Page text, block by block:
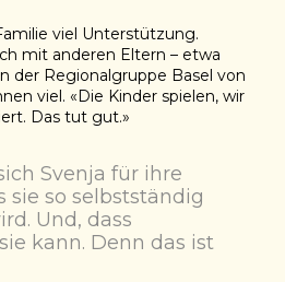
viel Unterstützung.
mit anderen Eltern – etwa
der Regionalgruppe Basel von
viel. «Die Kinder spielen, wir
Das tut gut.»
Svenja für ihre
sie so selbstständig
Und, dass
kann. Denn das ist